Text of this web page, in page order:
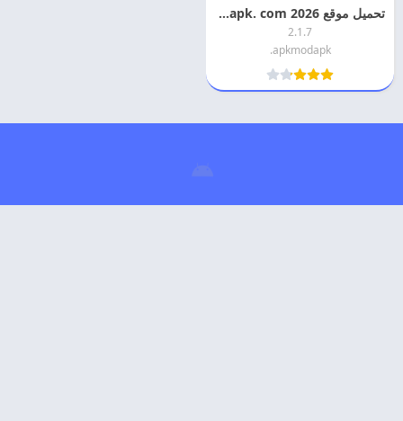
تحميل موقع apkmodapk. com 2026 مهكره للاندرويد
2.1.7
apkmodapk.